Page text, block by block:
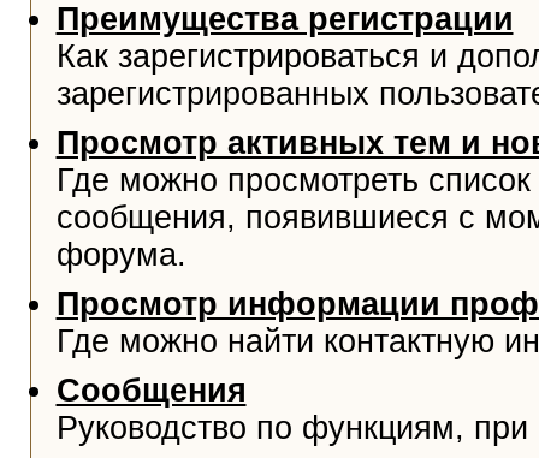
Преимущества регистрации
Как зарегистрироваться и
зарегистрированных
Просмотр активных тем и
Где можно просмотреть
сообщения, появившиеся с
форума.
Просмотр информации
Где можно найти контактную
Сообщения
Руководство по функциям,